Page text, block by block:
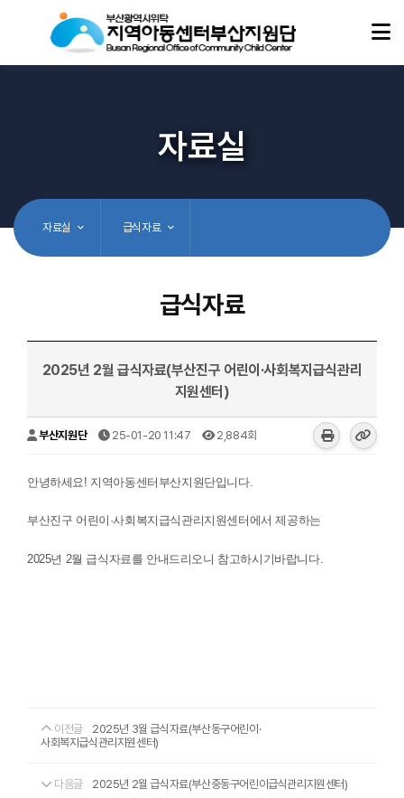
자료실
자료실 급식자료
급식자료
2025년 2월 급식자료(부산진구 어린이·사회복지급식관리
지원센터)
부산지원단 25-01-20 11:47 2,884회
안녕하세요! 지역아동센터부산지원단입니다.
부산진구 어린이·사회복지급식관리지원센터에서 제공하는
2025년 2월 급식자료를 안내드리오니 참고하시기바랍니다.
이전글
2025년 3월 급식자료(부산동구어린이·
사회복지급식관리지원센터)
다음글 2025년 2월 급식자료(부산중동구어린이급식관리지원센터)